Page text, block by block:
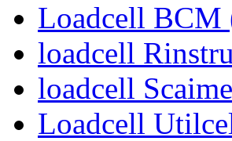
Loadcell BCM
loadcell
loadcell
Loadcell